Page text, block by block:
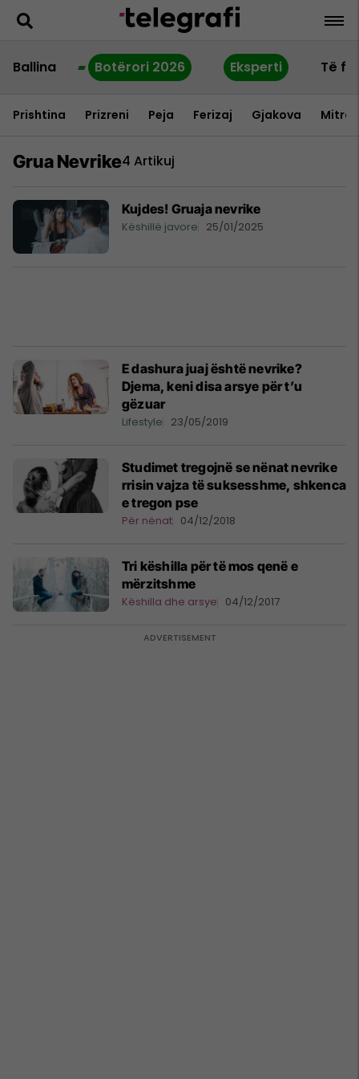
Ballina Botërori 2026 Eksperti Të
Prishtina Prizreni Peja Ferizaj Gjakova
Grua Nevrike4 Artikuj
Kujdes! Gruaja nevrike
Këshillë javore 25/01/2025
E dashura juaj është nevrike?
Djema, keni disa arsye për t’u
gëzuar
Lifestyle 23/05/2019
Studimet tregojnë se nënat nevrike
rrisin vajza të suksesshme, shkenca
e tregon pse
Për nënat 04/12/2018
Tri këshilla për të mos qenë e
mërzitshme
Këshilla dhe arsye 04/12/2017